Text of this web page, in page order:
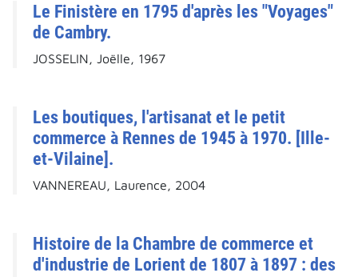
Le Finistère en 1795 d'après les "Voyages"
de Cambry.
JOSSELIN, Joëlle, 1967
Les boutiques, l'artisanat et le petit
commerce à Rennes de 1945 à 1970. [Ille-
et-Vilaine].
VANNEREAU, Laurence, 2004
Histoire de la Chambre de commerce et
d'industrie de Lorient de 1807 à 1897 : des